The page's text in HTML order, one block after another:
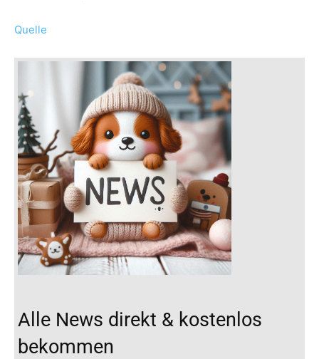
Quelle
Alle News direkt & kostenlos
bekommen